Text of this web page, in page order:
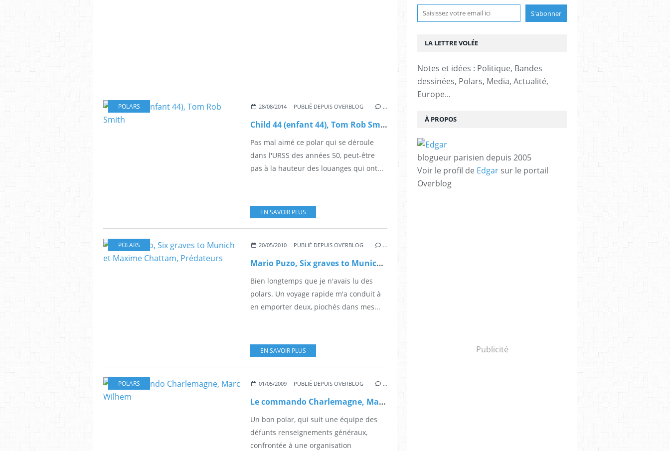
POLARS 28/08/2014 PUBLIÉ DEPUIS OVERBLOG …
Child 44 (enfant 44), Tom Rob Smith
Pas mal aimé ce polar qui se déroule
dans l'URSS des années 50, peut-être
pas à la hauteur des louanges qui ont...
EN SAVOIR PLUS
POLARS 20/05/2010 PUBLIÉ DEPUIS OVERBLOG …
Mario Puzo, Six graves to Munich et Maxime Chattam, Prédateurs
Bien longtemps que je n'avais lu des
polars. Un voyage rapide m'a conduit à
en emporter deux, piochés dans mes...
EN SAVOIR PLUS
POLARS 01/05/2009 PUBLIÉ DEPUIS OVERBLOG …
Le commando Charlemagne, Marc Wilhem
Un bon polar, qui suit une équipe des
défunts renseignements généraux,
confrontée à une organisation
LA LETTRE VOLÉE
Notes et idées : Politique, Bandes
dessinées, Polars, Media, Actualité,
Europe...
À PROPOS
blogueur parisien depuis 2005
Voir le profil de Edgar sur le portail
Overblog
Publicité